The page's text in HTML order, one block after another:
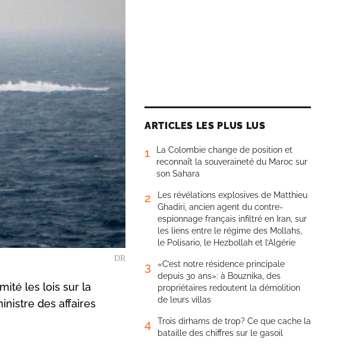
DR
les lois sur la
des affaires
ARTICLES LES PLUS LUS
1
La Colombie change de position et
reconnaît la souveraineté du Maroc sur
son Sahara
2
Les révélations explosives de Matthieu
Ghadiri, ancien agent du contre-
espionnage français infiltré en Iran, sur
les liens entre le régime des Mollahs,
le Polisario, le Hezbollah et l’Algérie
3
«C’est notre résidence principale
depuis 30 ans»: à Bouznika, des
propriétaires redoutent la démolition
de leurs villas
4
Trois dirhams de trop? Ce que cache la
bataille des chiffres sur le gasoil